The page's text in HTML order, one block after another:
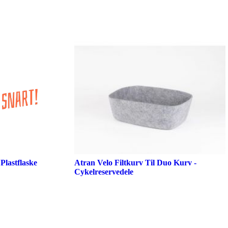
Atran Velo Filtkurv Til Duo Kurv -
Cykelreservedele